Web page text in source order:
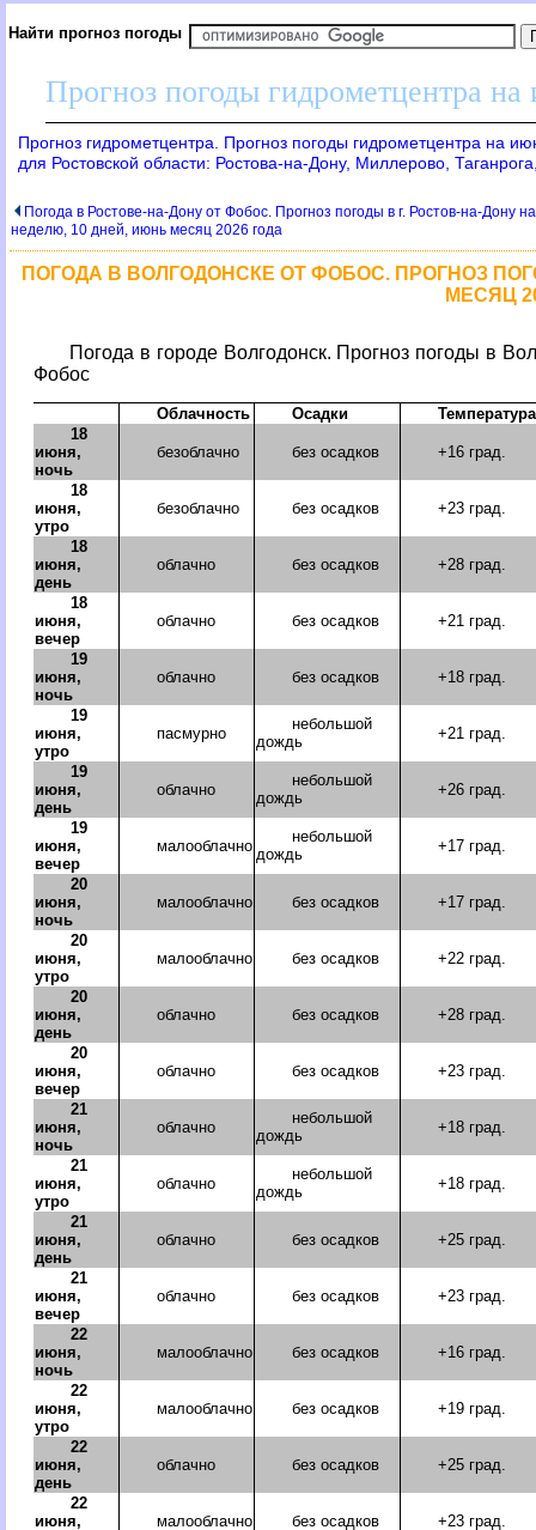
Найти прогноз погоды
Прогноз погоды гидрометцентра
Прогноз гидрометцентра. Прогноз погоды гидрометцентра на
для Ростовской области: Ростова-на-Дону, Миллерово,
Погода в Ростове-на-Дону от Фобос. Прогноз погоды в г. Ростов-на-Дону на
неделю, 10 дней, июнь месяц 2026 года
ПОГОДА В ВОЛГОДОНСКЕ ОТ ФОБОС. ПРОГНОЗ
МЕСЯЦ
Погода в городе Волгодонск. Прогноз погоды в
Фобос
Облачность Осадки
Температура
18
июня,
ночь
безоблачно без осадков +16 град.
18
июня,
утро
безоблачно без осадков +23 град.
18
июня,
день
облачно без осадков +28 град.
18
июня,
вечер
облачно без осадков +21 град.
19
июня,
ночь
облачно без осадков +18 град.
19
июня,
утро
пасмурно
небольшой
дождь
+21 град.
19
июня,
день
облачно
небольшой
дождь
+26 град.
19
июня,
вечер
малооблачно
небольшой
дождь
+17 град.
20
июня,
ночь
малооблачно без осадков +17 град.
20
июня,
утро
малооблачно без осадков +22 град.
20
июня,
день
облачно без осадков +28 град.
20
июня,
вечер
облачно без осадков +23 град.
21
июня,
ночь
облачно
небольшой
дождь
+18 град.
21
июня,
утро
облачно
небольшой
дождь
+18 град.
21
июня,
день
облачно без осадков +25 град.
21
июня,
вечер
облачно без осадков +23 град.
22
июня,
ночь
малооблачно без осадков +16 град.
22
июня,
утро
малооблачно без осадков +19 град.
22
июня,
день
облачно без осадков +25 град.
22
июня,
малооблачно без осадков +23 град.